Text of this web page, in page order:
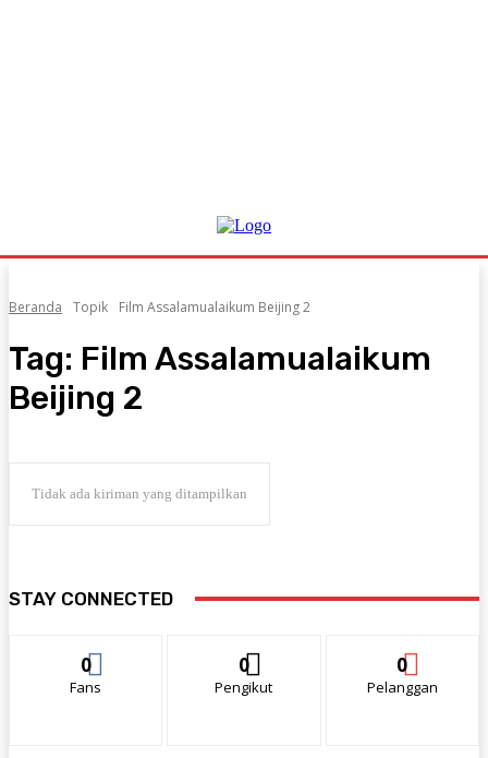
Beranda Topik Film Assalamualaikum Beijing 2
Tag: Film Assalamualaikum
Beijing 2
Tidak ada kiriman yang ditampilkan
STAY CONNECTED
0
Fans
0
Pengikut
0
Pelanggan